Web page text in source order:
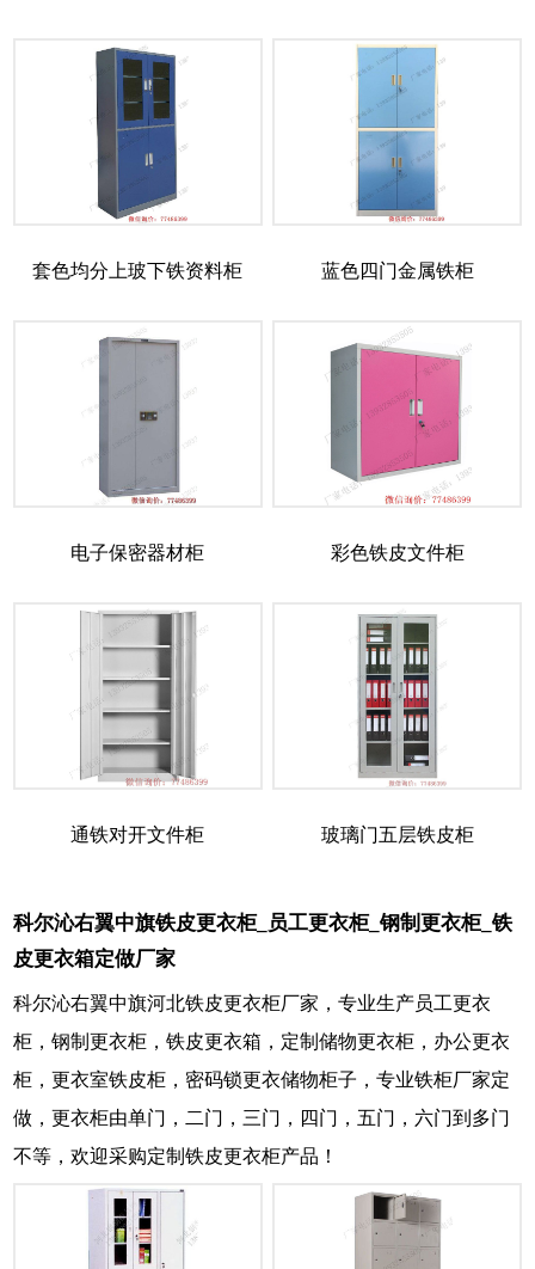
套色均分上玻下铁资料柜 蓝色四门金属铁柜
电子保密器材柜 彩色铁皮文件柜
通铁对开文件柜 玻璃门五层铁皮柜
科尔沁右翼中旗铁皮更衣柜_员工更衣柜_钢制更衣柜_铁
皮更衣箱定做厂家
科尔沁右翼中旗河北铁皮更衣柜厂家，专业生产员工更衣
柜，钢制更衣柜，铁皮更衣箱，定制储物更衣柜，办公更衣
柜，更衣室铁皮柜，密码锁更衣储物柜子，专业铁柜厂家定
做，更衣柜由单门，二门，三门，四门，五门，六门到多门
不等，欢迎采购定制铁皮更衣柜产品！